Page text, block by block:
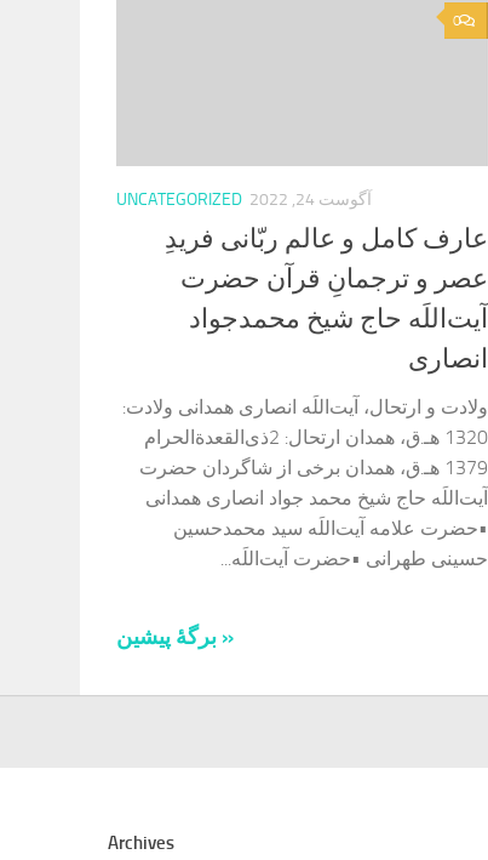
0
UNCATEGORIZED آگوست 24, 2022
عارف کامل و عالم ربّانی فریدِ
عصر و ترجمانِ قرآن حضرت
آیت‌اللَه حاج شیخ محمدجواد
انصاری
ولادت و ارتحال، آیت‌اللَه انصاری همدانی ولادت:
1320 هـ.ق، همدان ارتحال: 2ذی‌القعدةالحرام
1379 هـ.ق، همدان برخی از شاگردان حضرت
آیت‌اللَه حاج شیخ محمد جواد انصاری همدانی
•حضرت علامه آیت‌اللَه سید محمدحسین
حسینی طهرانی •حضرت آیت‌اللَه...
« برگه‌ٔ پیشین
Archives